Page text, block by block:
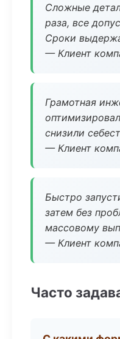
Сложные
раза, все
Сроки
— Клиент
Грамотная
снизили
— Клиент
Быстро
затем без
массовому
— Клиент
Часто